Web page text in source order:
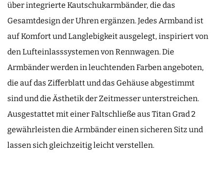
über integrierte Kautschukarmbänder, die das
Gesamtdesign der Uhren ergänzen. Jedes Armband ist
auf Komfort und Langlebigkeit ausgelegt, inspiriert von
den Lufteinlasssystemen von Rennwagen. Die
Armbänder werden in leuchtenden Farben angeboten,
die auf das Zifferblatt und das Gehäuse abgestimmt
sind und die Ästhetik der Zeitmesser unterstreichen.
Ausgestattet mit einer Faltschließe aus Titan Grad 2
gewährleisten die Armbänder einen sicheren Sitz und
lassen sich gleichzeitig leicht verstellen.